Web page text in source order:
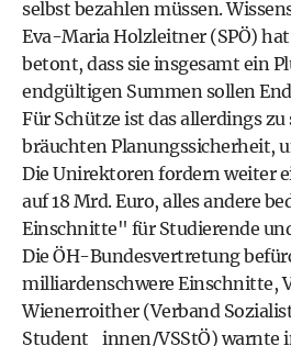
selbst bezahlen müssen.
Eva-Maria Holzleitner (SPÖ)
betont, dass sie insgesamt ein
endgültigen Summen sollen
Für Schütze ist das allerdings zu
bräuchten Planungssicherheit,
Die Unirektoren fordern weiter
auf 18 Mrd. Euro, alles andere
Einschnitte" für Studierende
Die ÖH-Bundesvertretung
milliardenschwere Einschnitte,
Wienerroither (Verband
Student_innen/VSStÖ) warnte